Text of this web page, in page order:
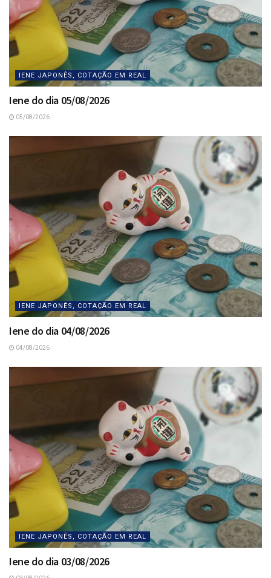
IENE JAPONÊS, COTAÇÃO EM REAL
Iene do dia 05/08/2026
05/08/2026
IENE JAPONÊS, COTAÇÃO EM REAL
Iene do dia 04/08/2026
04/08/2026
IENE JAPONÊS, COTAÇÃO EM REAL
Iene do dia 03/08/2026